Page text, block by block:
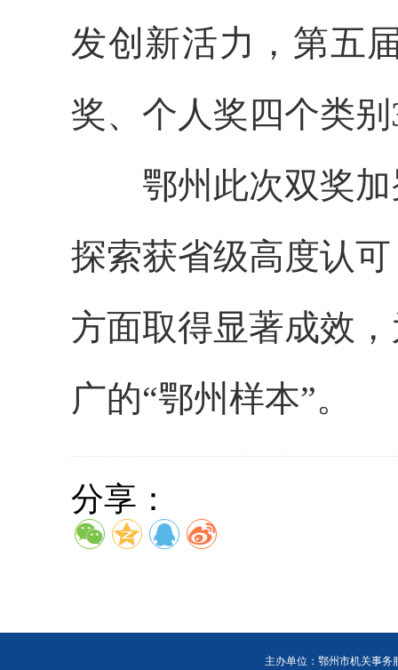
发创新活力，第五
奖、个人奖四个类
鄂州此次双奖加
探索获省级高度认
方面取得显著成效
广的“鄂州样本”。
分享：
主办单位：鄂州市机关事